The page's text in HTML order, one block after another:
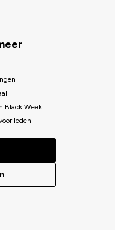
Black Week
leden